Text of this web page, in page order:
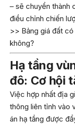
– sẽ chuyển thành
điều chỉnh chiến
>> Bảng giá đất
không?
Hạ tầng
đô: Cơ hội
Việc hợp nhất địa
thông liên tỉnh vào
án hạ tầng được